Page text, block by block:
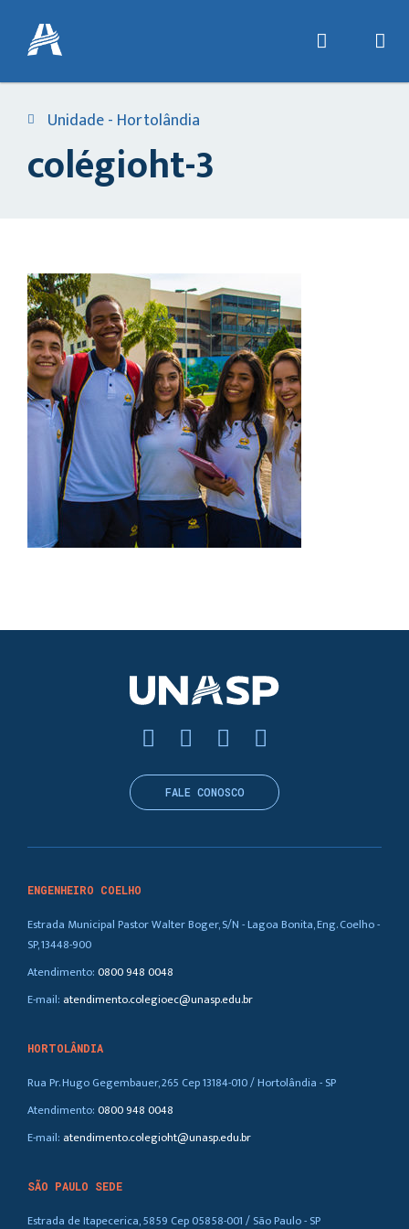
Unidade - Hortolândia
colégioht-3
ENGENHEIRO COELHO
Estrada Municipal Pastor Walter Boger, S/N - Lagoa Bonita, Eng. Coelho -
SP, 13448-900
Atendimento:0800 948 0048
E-mail: atendimento.colegioec@unasp.edu.br
HORTOLÂNDIA
Rua Pr. Hugo Gegembauer, 265 Cep 13184-010 / Hortolândia - SP
Atendimento:0800 948 0048
E-mail: atendimento.colegioht@unasp.edu.br
SÃO PAULO SEDE
Estrada de Itapecerica, 5859 Cep 05858-001 / São Paulo - SP
FALE CONOSCO